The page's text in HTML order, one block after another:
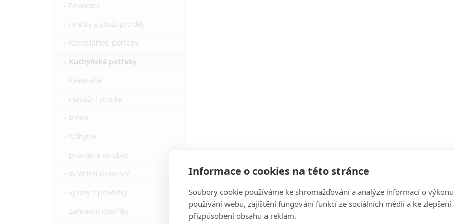
Informace o cookies na této stránce
Soubory cookie používáme ke shromažďování a analýze informací o
používání webu, zajištění fungování funkcí ze sociálních médií a ke zlepšení
přizpůsobení obsahu a reklam.
- Dekorace
- Hračky a zboží pro děti
- Kancelářské potřeby
- Kuchyňské potřeby
- Květináče
- masážní strojky
- Móda
- Nábytek
- proutěné výrobky
- svatební dekorace
- výřezy z překlížky
- Zahradní doplňky